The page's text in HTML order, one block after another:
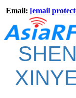
Email: [email